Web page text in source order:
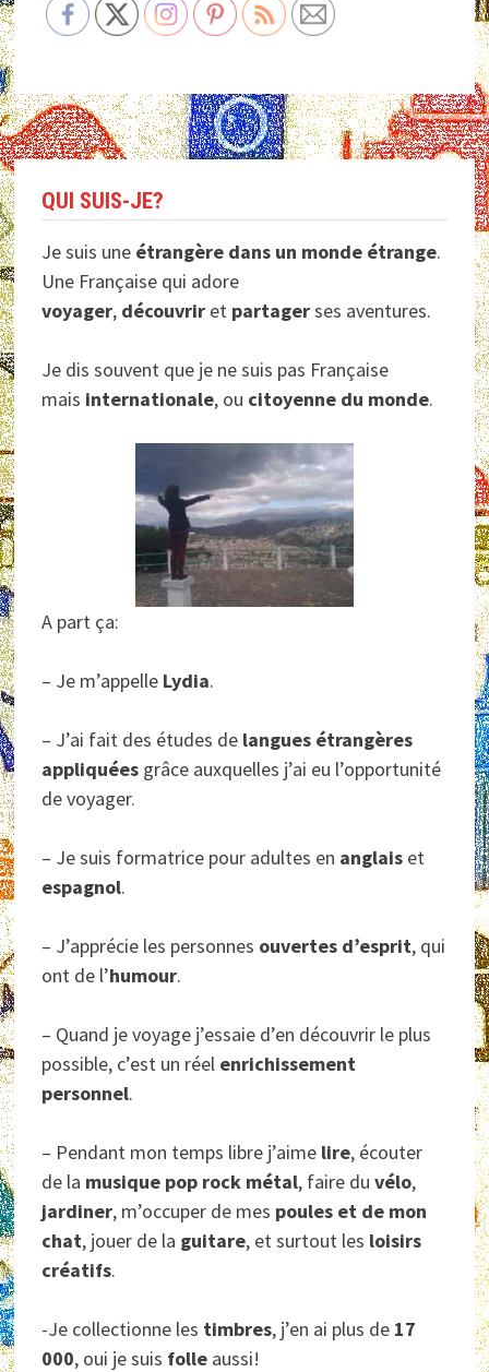
QUI SUIS-JE?
Je suis une étrangère dans un monde étrange.
Une Française qui adore
voyager, découvrir et partagerses aventures.
Je dis souvent que je ne suis pas Française
mais internationale, ou citoyenne du monde.
A part ça:
– Je m’appelle Lydia.
– J’ai fait des études de langues étrangères
appliquées grâce auxquelles j’ai eu l’opportunité
de voyager.
– Je suis formatrice pour adultes en anglais et
espagnol.
– J’apprécie les personnes ouvertes d’esprit, qui
ont de l’humour.
– Quand je voyage j’essaie d’en découvrir le plus
possible, c’est un réel enrichissement
personnel.
– Pendant mon temps libre j’aime lire, écouter
de la musique pop rock métal, faire duvélo,
jardiner, m’occuper de mes poules et de mon
chat, jouer de la guitare, et surtout les loisirs
créatifs.
-Je collectionne les timbres, j’en ai plus de 17
000, oui je suis folle aussi!